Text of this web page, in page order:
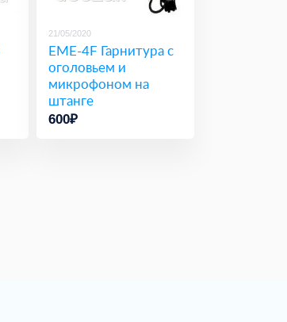
21/05/2020
EME-4F Гарнитура с
оголовьем и
микрофоном на
штанге
600₽